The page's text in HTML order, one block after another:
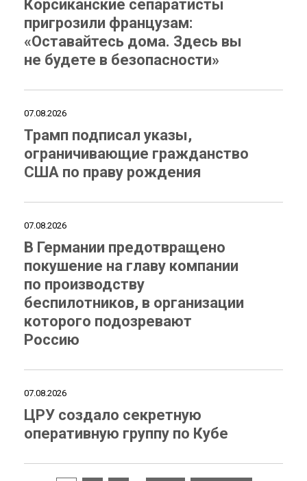
Корсиканские сепаратисты
пригрозили французам:
«Оставайтесь дома. Здесь вы
не будете в безопасности»
07.08.2026
Трамп подписал указы,
ограничивающие гражданство
США по праву рождения
07.08.2026
В Германии предотвращено
покушение на главу компании
по производству
беспилотников, в организации
которого подозревают
Россию
07.08.2026
ЦРУ создало секретную
оперативную группу по Кубе